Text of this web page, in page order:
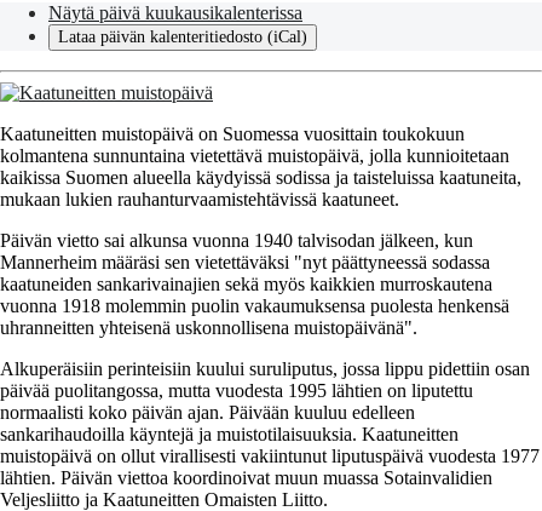
Näytä päivä kuukausikalenterissa
Lataa päivän kalenteritiedosto (iCal)
Kaatuneitten muistopäivä on Suomessa vuosittain toukokuun
kolmantena sunnuntaina vietettävä muistopäivä, jolla kunnioitetaan
kaikissa Suomen alueella käydyissä sodissa ja taisteluissa kaatuneita,
mukaan lukien rauhanturvaamistehtävissä kaatuneet.
Päivän vietto sai alkunsa vuonna 1940 talvisodan jälkeen, kun
Mannerheim määräsi sen vietettäväksi "nyt päättyneessä sodassa
kaatuneiden sankarivainajien sekä myös kaikkien murroskautena
vuonna 1918 molemmin puolin vakaumuksensa puolesta henkensä
uhranneitten yhteisenä uskonnollisena muistopäivänä".
Alkuperäisiin perinteisiin kuului suruliputus, jossa lippu pidettiin osan
päivää puolitangossa, mutta vuodesta 1995 lähtien on liputettu
normaalisti koko päivän ajan. Päivään kuuluu edelleen
sankarihaudoilla käyntejä ja muistotilaisuuksia. Kaatuneitten
muistopäivä on ollut virallisesti vakiintunut liputuspäivä vuodesta 1977
lähtien. Päivän viettoa koordinoivat muun muassa Sotainvalidien
Veljesliitto ja Kaatuneitten Omaisten Liitto.